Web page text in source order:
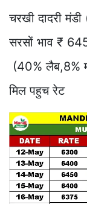
चरखी दादरी मंडी
सरसों भाव ₹
(40% लैब,8%
मिल पहुच रेट